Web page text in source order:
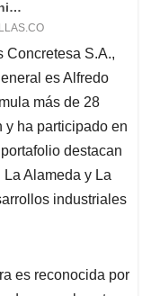
Concretesa S.A.,
es Alfredo
más de 28
y ha participado en
destacan
Alameda y La
industriales
es reconocida por